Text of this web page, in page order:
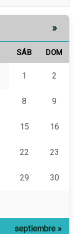
»
SÁB DOM
1 2
8 9
15 16
22 23
29 30
septiembre »